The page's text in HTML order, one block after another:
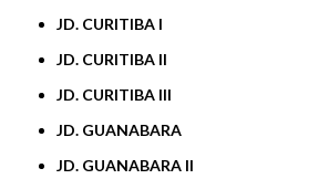
JD. CURITIBA I
JD. CURITIBA II
JD. CURITIBA III
JD. GUANABARA
JD. GUANABARA II